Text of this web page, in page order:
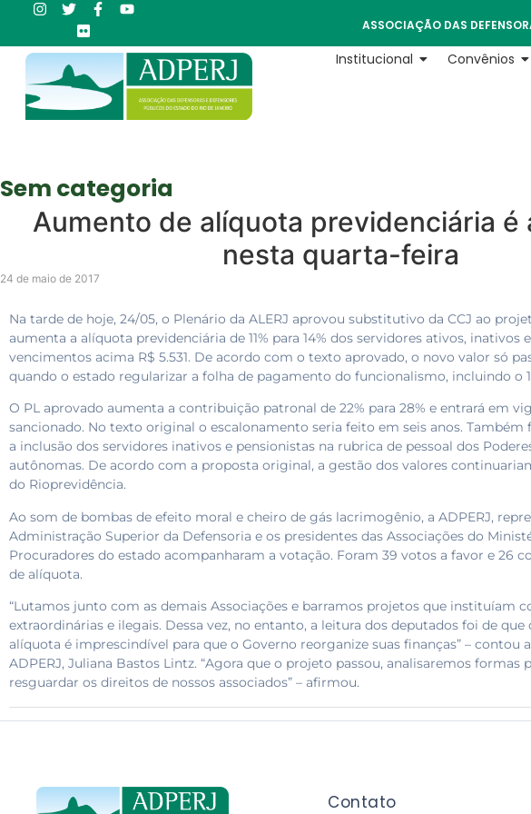
ASSOCIAÇÃO DAS
Institucional Convênios
Sem categoria
Aumento de alíquota previdenciária é
nesta quarta-feira
24 de maio de 2017
Na tarde de hoje, 24/05, o Plenário da ALERJ aprovou substitutivo da CCJ ao
aumenta a alíquota previdenciária de 11% para 14% dos servidores ativos, inativos
vencimentos acima R$ 5.531. De acordo com o texto aprovado, o novo valor só
quando o estado regularizar a folha de pagamento do funcionalismo, incluindo o
O PL aprovado aumenta a contribuição patronal de 22% para 28% e entrará em
sancionado. No texto original o escalonamento seria feito em seis anos.
a inclusão dos servidores inativos e pensionistas na rubrica de pessoal dos
autônomas. De acordo com a proposta original, a gestão dos valores
do Rioprevidência.
Ao som de bombas de efeito moral e cheiro de gás lacrimogênio, a ADPERJ,
Administração Superior da Defensoria e os presidentes das Associações do
Procuradores do estado acompanharam a votação. Foram 39 votos a favor e 26
de alíquota.
“Lutamos junto com as demais Associações e barramos projetos que instituíam
extraordinárias e ilegais. Dessa vez, no entanto, a leitura dos deputados foi de que
alíquota é imprescindível para que o Governo reorganize suas finanças” – contou
ADPERJ, Juliana Bastos Lintz. “Agora que o projeto passou, analisaremos formas
resguardar os direitos de nossos associados” – afirmou.
Contato